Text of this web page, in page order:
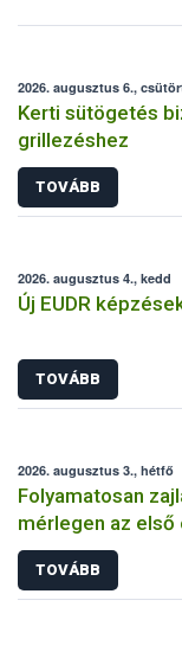
felhasználók
2026. augusztus 6.,
Kerti sütögetés
grillezéshez
TOVÁBB
2026. augusztus 4., kedd
Új EUDR
TOVÁBB
2026. augusztus 3., hétfő
Folyamatosan
mérlegen az első
TOVÁBB